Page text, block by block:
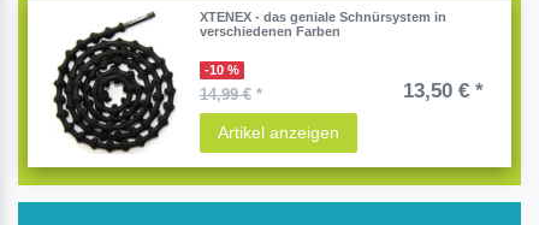
XTENEX - das geniale Schnürsystem in
verschiedenen Farben
-10 %
14,99 €* 13,50 € *
Artikel anzeigen